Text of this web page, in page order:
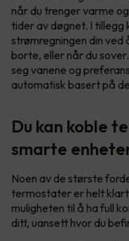
når du trenger varme
tider av døgnet. I tillegg
strømregningen din ved
borte, eller når du
seg vanene og
automatisk basert på
Du kan koble
smarte
Noen av de største
termostater er helt
muligheten til å ha full
ditt, uansett hvor du